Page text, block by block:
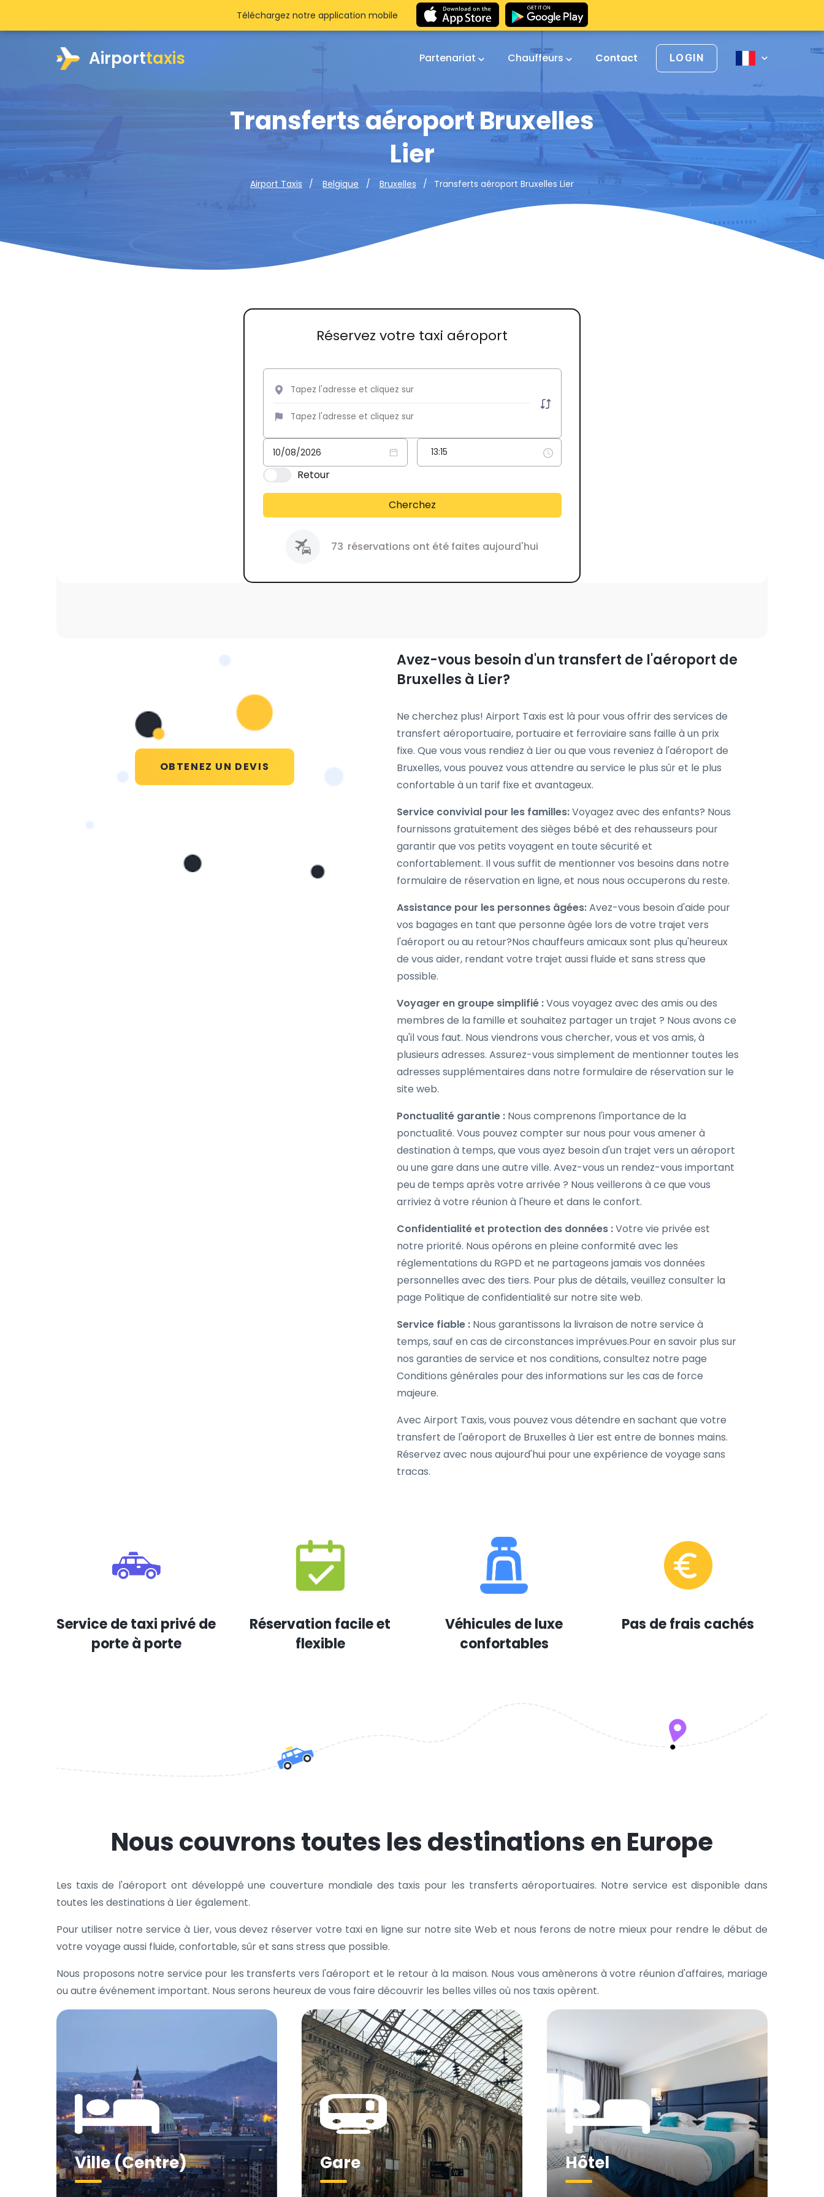
Airporttaxis Partenariat Chauffeurs Contact LOGIN
Transferts aéroport Bruxelles
Lier
Airport Taxis Belgique Bruxelles Transferts aéroport Bruxelles Lier
Téléchargez notre application mobile
Réservez votre taxi aéroport
Retour
Cherchez
73 réservations ont été faites aujourd'hui
OBTENEZ UN DEVIS
Avez-vous besoin d'un transfert de l'aéroport de
Bruxelles à Lier?
Ne cherchez plus! Airport Taxis est là pour vous offrir des services de
transfert aéroportuaire, portuaire et ferroviaire sans faille à un prix
fixe. Que vous vous rendiez à Lier ou que vous reveniez à l'aéroport de
Bruxelles, vous pouvez vous attendre au service le plus sûr et le plus
confortable à un tarif fixe et avantageux.
Service convivial pour les familles:Voyagez avec des enfants? Nous
fournissons gratuitement des sièges bébé et des rehausseurs pour
garantir que vos petits voyagent en toute sécurité et
confortablement. Il vous suffit de mentionner vos besoins dans notre
formulaire de réservation en ligne, et nous nous occuperons du reste.
Assistance pour les personnes âgées:Avez-vous besoin d'aide pour
vos bagages en tant que personne âgée lors de votre trajet vers
l'aéroport ou au retour?Nos chauffeurs amicaux sont plus qu'heureux
de vous aider, rendant votre trajet aussi fluide et sans stress que
possible.
Voyager en groupe simplifié :Vous voyagez avec des amis ou des
membres de la famille et souhaitez partager un trajet ? Nous avons ce
qu'il vous faut. Nous viendrons vous chercher, vous et vos amis, à
plusieurs adresses. Assurez-vous simplement de mentionner toutes les
adresses supplémentaires dans notre formulaire de réservation sur le
site web.
Ponctualité garantie :Nous comprenons l'importance de la
ponctualité. Vous pouvez compter sur nous pour vous amener à
destination à temps, que vous ayez besoin d'un trajet vers un aéroport
ou une gare dans une autre ville. Avez-vous un rendez-vous important
peu de temps après votre arrivée ? Nous veillerons à ce que vous
arriviez à votre réunion à l'heure et dans le confort.
Confidentialité et protection des données :Votre vie privée est
notre priorité. Nous opérons en pleine conformité avec les
réglementations du RGPD et ne partageons jamais vos données
personnelles avec des tiers. Pour plus de détails, veuillez consulter la
page Politique de confidentialité sur notre site web.
Service fiable :Nous garantissons la livraison de notre service à
temps, sauf en cas de circonstances imprévues.Pour en savoir plus sur
nos garanties de service et nos conditions, consultez notre page
Conditions générales pour des informations sur les cas de force
majeure.
Avec Airport Taxis, vous pouvez vous détendre en sachant que votre
transfert de l'aéroport de Bruxelles à Lier est entre de bonnes mains.
Réservez avec nous aujourd'hui pour une expérience de voyage sans
tracas.
Service de taxi privé de
porte à porte
Réservation facile et
flexible
Véhicules de luxe
confortables
Pas de frais cachés
Nous couvrons toutes les destinations en Europe
Les taxis de l'aéroport ont développé une couverture mondiale des taxis pour les transferts aéroportuaires. Notre service est disponible dans
toutes les destinations à Lier également.
Pour utiliser notre service à Lier, vous devez réserver votre taxi en ligne sur notre site Web et nous ferons de notre mieux pour rendre le début de
votre voyage aussi fluide, confortable, sûr et sans stress que possible.
Nous proposons notre service pour les transferts vers l'aéroport et le retour à la maison. Nous vous amènerons à votre réunion d'affaires, mariage
ou autre événement important. Nous serons heureux de vous faire découvrir les belles villes où nos taxis opèrent.
Ville (Centre) Gare Hôtel